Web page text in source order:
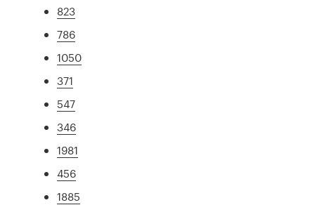
823
786
1050
371
547
346
1981
456
1885